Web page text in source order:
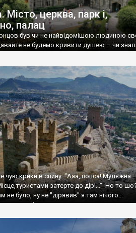
Місто, церква, парк і,
палац
був чи не найвідомішою людиною
не будемо кривити душею – чи
чую крики в спину: "Ааа, попса! Муляжна
затерте до дір!..." Но то
не було, ну не "дірявив" я там нічого...
цього літа.